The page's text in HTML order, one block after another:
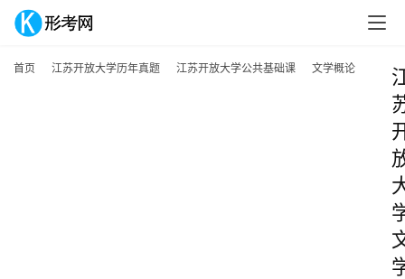
首页 江苏开放大学历年真题 江苏开放大学公共基础课 文学概论